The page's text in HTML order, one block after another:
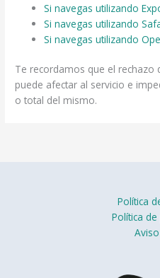
Si navegas utilizando
Si navegas utilizando
Si navegas utilizando
Te recordamos que el rechazo
puede afectar al servicio e
o total del mismo.
Política
Política